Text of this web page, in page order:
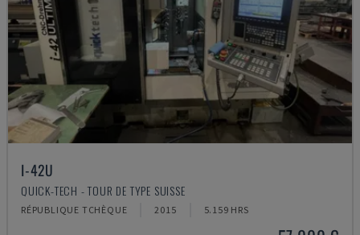
I-42U
QUICK-TECH - TOUR DE TYPE SUISSE
RÉPUBLIQUE TCHÈQUE 2015 5.159 HRS